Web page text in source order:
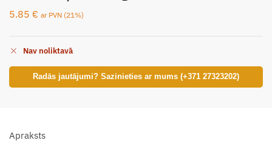
5.85 € ar PVN (21%)
Nav noliktavā
Radās jautājumi? Sazinieties ar mums (+371 27323202)
Apraksts